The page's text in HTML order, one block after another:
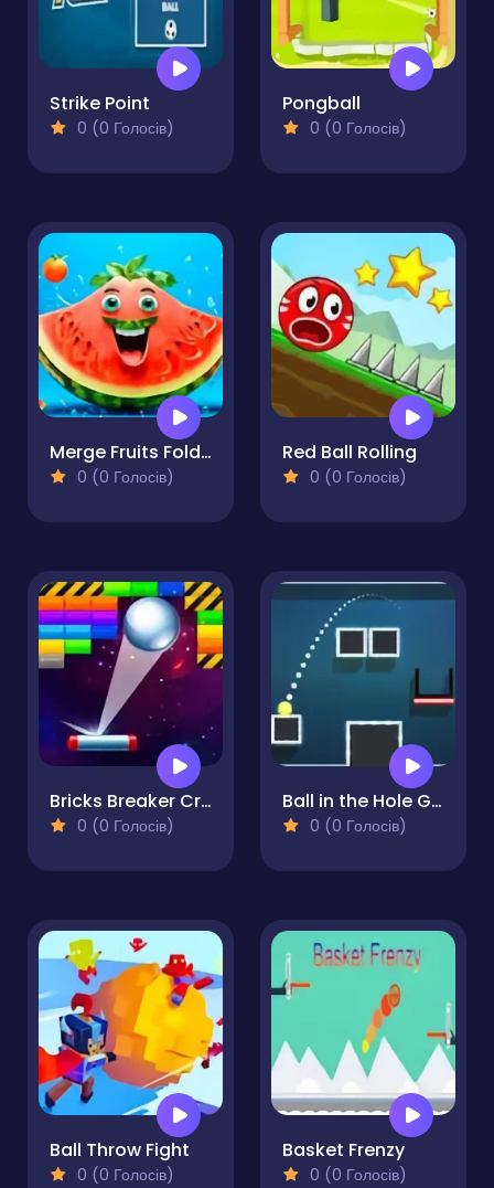
Strike Point
0 (0 Голосів)
Pongball
0 (0 Голосів)
Merge Fruits Fold the Watermelon Original!
0 (0 Голосів)
Red Ball Rolling
0 (0 Голосів)
Bricks Breaker Crush Quest
0 (0 Голосів)
Ball in the Hole Game
0 (0 Голосів)
Ball Throw Fight
0 (0 Голосів)
Basket Frenzy
0 (0 Голосів)